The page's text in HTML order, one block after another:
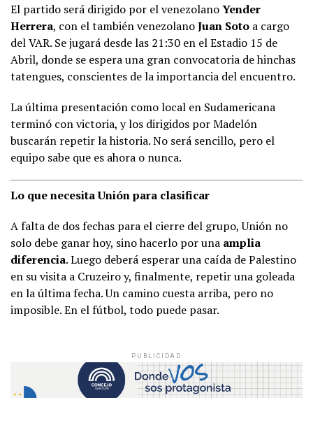
El partido será dirigido por el venezolanoYender
Herrera, con el también venezolanoJuan Soto a cargo
del VAR. Se jugará desde las 21:30 en el Estadio 15 de
Abril, donde se espera una gran convocatoria de hinchas
tatengues, conscientes de la importancia del encuentro.
La última presentación como local en Sudamericana
terminó con victoria, y los dirigidos por Madelón
buscarán repetir la historia. No será sencillo, pero el
equipo sabe que es ahora o nunca.
Lo que necesita Unión para clasificar
A falta de dos fechas para el cierre del grupo, Unión no
solo debe ganar hoy, sino hacerlo por una amplia
diferencia. Luego deberá esperar una caída de Palestino
en su visita a Cruzeiro y, finalmente, repetir una goleada
en la última fecha. Un camino cuesta arriba, pero no
imposible. En el fútbol, todo puede pasar.
PUBLICIDAD